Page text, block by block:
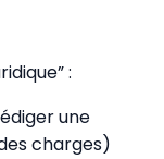
:
une
charges)